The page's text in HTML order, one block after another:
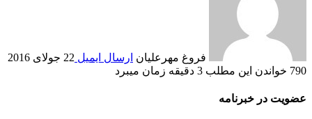
فروغ مهرعلیان ارسال ایمیل 22 جولای 2016
790 خواندن این مطلب 3 دقیقه زمان می‎برد
عضویت در خبرنامه